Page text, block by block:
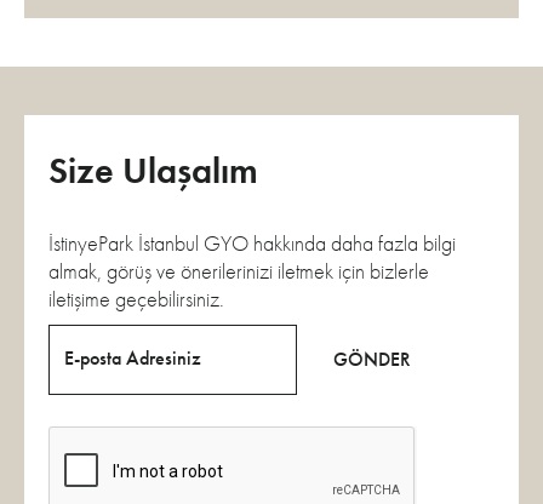
Size Ulaşalım
İstinyePark İstanbul GYO hakkında daha fazla bilgi
almak, görüş ve önerilerinizi iletmek için bizlerle
iletişime geçebilirsiniz.
E-posta Adresiniz GÖNDER